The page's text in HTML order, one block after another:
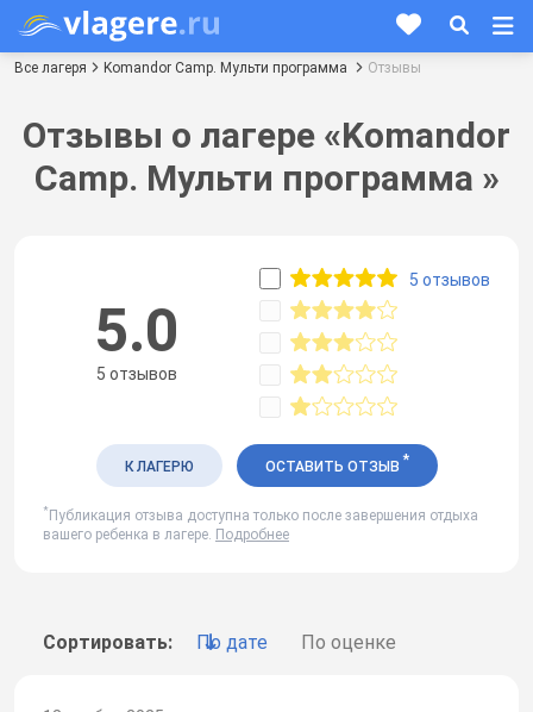
Все лагеря Komandor Camp. Мульти программа Отзывы
Отзывы о лагере «Komandor
Camp. Мульти программа »
Сортировать: По дате По оценке
5.0
5 отзывов
5 отзывов
К ЛАГЕРЮ ОСТАВИТЬ ОТЗЫВ *
* Публикация отзыва доступна только после завершения отдыха
вашего ребенка в лагере. Подробнее